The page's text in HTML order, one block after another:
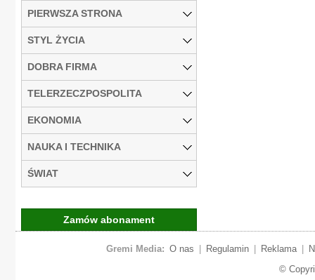
PIERWSZA STRONA
STYL ŻYCIA
DOBRA FIRMA
TELERZECZPOSPOLITA
EKONOMIA
NAUKA I TECHNIKA
ŚWIAT
Zamów abonament
Gremi Media: O nas Regulamin Reklama
©